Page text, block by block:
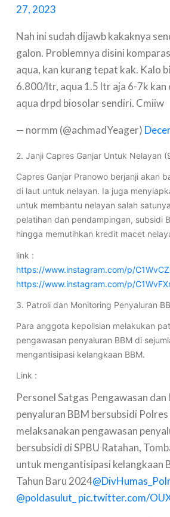
27, 2023
Nah ini sudah dijawb kakaknya
galon. Problemnya disini
aqua, kan kurang tepat kak. Kalo
6.800/ltr, aqua 1.5 ltr aja 6-7k kan
aqua drpd biosolar sendiri. Cmiiw
— normm (@achmadYeager)
2. Janji Capres Ganjar Untuk Nelayan
Capres Ganjar Pranowo berjanji akan
di laut untuk nelayan. Ia juga
untuk membantu nelayan salah
pelatihan dan pendampingan, subsidi
hingga memutihkan kredit macet
link :
https://www.instagram.com/p/
https://www.instagram.com/p/
3. Patroli dan Monitoring Penyaluran
Para anggota kepolisian melakukan
pengawasan penyaluran BBM di
mengantisipasi kelangkaan BBM.
Link :
Personel Satgas Pengawasan dan
penyaluran BBM bersubsidi
melaksanakan pengawasan
bersubsidi di SPBU Ratahan,
untuk mengantisipasi kelangkaan
Tahun Baru 2024
@poldasulut_ pic.twitter.com/